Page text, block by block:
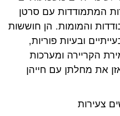
המתמודדות עם סרטן
והמומות. הן חוששות
ובעיות פוריות,
הקריירה ומערכות
את מחלתן עם חייהן
צעירות